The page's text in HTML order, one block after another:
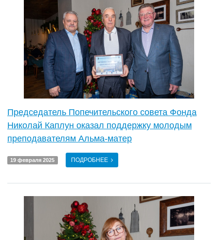
Председатель Попечительского совета Фонда
Николай Каплун оказал поддержку молодым
преподавателям Альма-матер
19 февраля 2025 ПОДРОБНЕЕ